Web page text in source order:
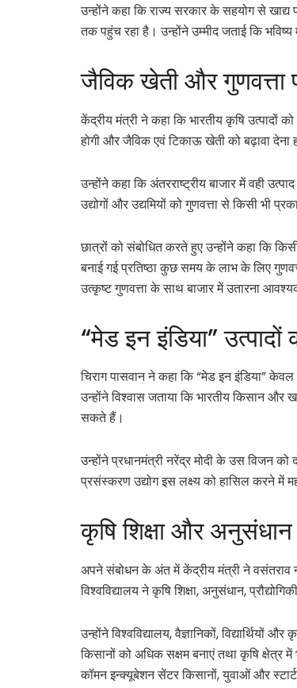
उन्होंने कहा कि राज्य सरकार के सहयोग से
तक पहुंच रहा है। उन्होंने उम्मीद जताई कि
जैविक खेती और गुणवत्ता
केंद्रीय मंत्री ने कहा कि भारतीय कृषि उत्पादों
होगी और जैविक एवं टिकाऊ खेती को बढ़ावा देना
उन्होंने कहा कि अंतरराष्ट्रीय बाजार में वही
उद्योगों और उद्यमियों को गुणवत्ता से किसी भी
छात्रों को संबोधित करते हुए उन्होंने कहा कि
बनाई गई प्रतिष्ठा कुछ समय के लाभ के लिए
उत्कृष्ट गुणवत्ता के साथ बाजार में उतारना
“मेड इन इंडिया” उत्पादों
चिराग पासवान ने कहा कि “मेड इन इंडिया”
उन्होंने विश्वास जताया कि भारतीय किसान और
सकते हैं।
उन्होंने प्रधानमंत्री नरेंद्र मोदी के उस विजन को
प्रसंस्करण उद्योग इस लक्ष्य को हासिल करने में
कृषि शिक्षा और अनुसंधान
अपने संबोधन के अंत में केंद्रीय मंत्री ने वसंतराव
विश्वविद्यालय ने कृषि शिक्षा, अनुसंधान,
उन्होंने विश्वविद्यालय, वैज्ञानिकों,
किसानों को अधिक सक्षम बनाएं तथा कृषि
कॉमन इन्क्यूबेशन सेंटर किसानों, युवाओं और